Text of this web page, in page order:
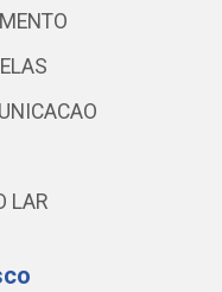
LAR